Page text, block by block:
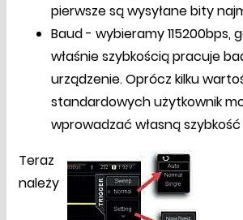
pierwsze są wysyłane bity
Baud - wybieramy 115200bps,
właśnie szybkością pracuje
urządzenie. Oprócz kilku
standardowych użytkownik
wprowadzać własną
Teraz
należy